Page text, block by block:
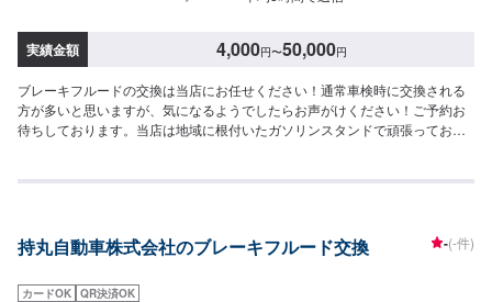
実績金額 4,000円〜50,000円
ブレーキフルードの交換は当店にお任せください！通常車検時に交換される
方が多いと思いますが、気になるようでしたらお声がけください！ご予約お
待ちしております。当店は地域に根付いたガソリンスタンドで頑張っており
ント中です！是非アプリDLして当店をお気に入りに入れてください。クーポ
持丸自動車株式会社のブレーキフルード交換 -(-件)
カードOK QR決済OK